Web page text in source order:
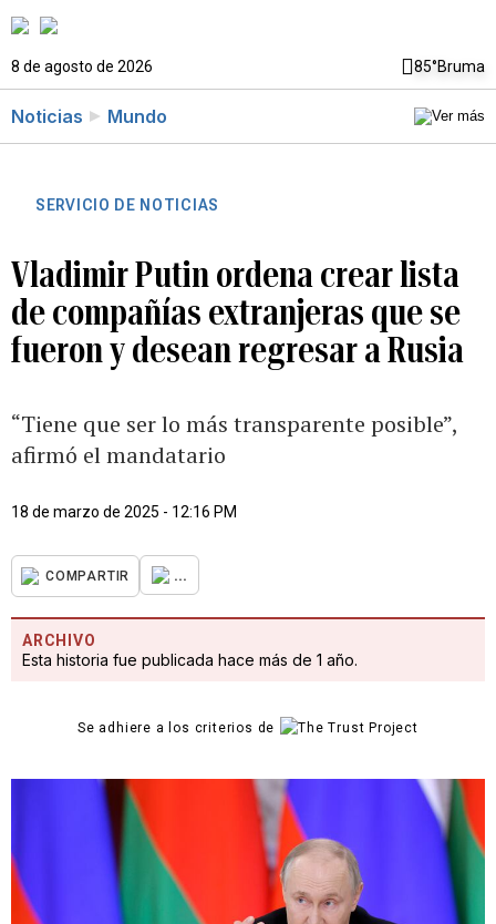
8 de agosto de 2026 85°Bruma
Noticias Mundo
SERVICIO DE NOTICIAS
Vladimir Putin ordena crear lista
de compañías extranjeras que se
fueron y desean regresar a Rusia
“Tiene que ser lo más transparente posible”,
afirmó el mandatario
18 de marzo de 2025 - 12:16 PM
COMPARTIR ...
ARCHIVO
Esta historia fue publicada hace más de 1 año.
Se adhiere a los criterios de